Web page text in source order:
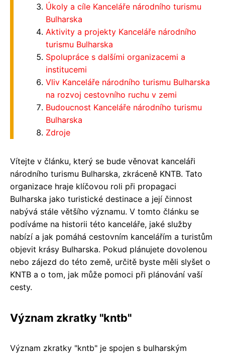
Úkoly a cíle Kanceláře národního turismu
Bulharska
Aktivity a projekty Kanceláře národního
turismu Bulharska
Spolupráce s dalšími organizacemi a
institucemi
Vliv Kanceláře národního turismu Bulharska
na rozvoj cestovního ruchu v zemi
Budoucnost Kanceláře národního turismu
Bulharska
Zdroje
Vítejte v článku, který se bude věnovat kanceláři
národního turismu Bulharska, zkráceně KNTB. Tato
organizace hraje klíčovou roli při propagaci
Bulharska jako turistické destinace a její činnost
nabývá stále většího významu. V tomto článku se
podíváme na historii této kanceláře, jaké služby
nabízí a jak pomáhá cestovním kancelářím a turistům
objevit krásy Bulharska. Pokud plánujete dovolenou
nebo zájezd do této země, určitě byste měli slyšet o
KNTB a o tom, jak může pomoci při plánování vaší
cesty.
Význam zkratky "kntb"
Význam zkratky "kntb" je spojen s bulharským